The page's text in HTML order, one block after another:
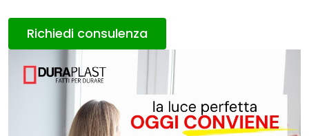
Richiedi consulenza